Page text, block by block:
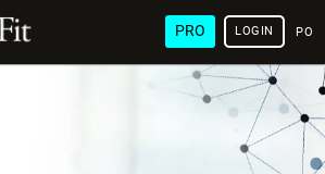
PRO LOGIN